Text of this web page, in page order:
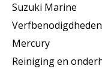
Suzuki Marine
Verfbenodigdheden
Mercury
Reiniging en